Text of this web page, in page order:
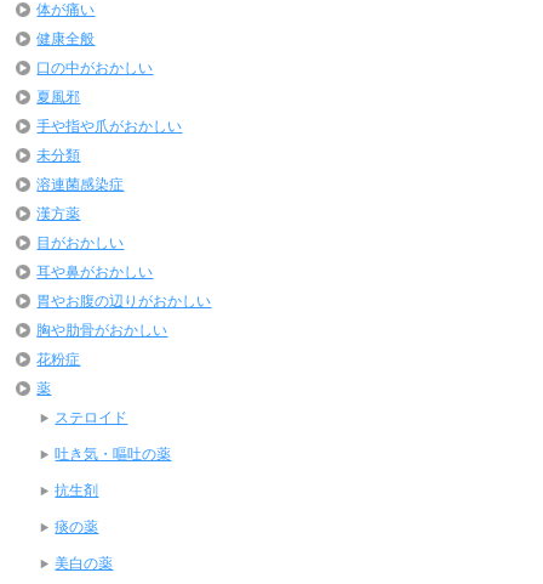
体が痛い
健康全般
口の中がおかしい
夏風邪
手や指や爪がおかしい
未分類
溶連菌感染症
漢方薬
目がおかしい
耳や鼻がおかしい
胃やお腹の辺りがおかしい
胸や肋骨がおかしい
花粉症
薬
ステロイド
吐き気・嘔吐の薬
抗生剤
痰の薬
美白の薬